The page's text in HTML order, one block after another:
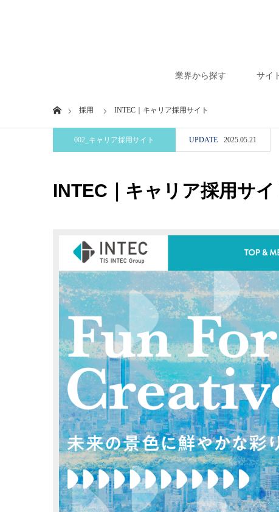
業界から探す サイ
Home 採用 INTEC｜キャリア採用サイト
002_キャリア採用サイト UPDATE 2025.05.21
INTEC｜キャリア採用サイ